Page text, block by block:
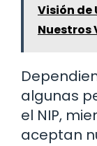
Visión de
Nuestros
algunas
el NIP,
aceptan